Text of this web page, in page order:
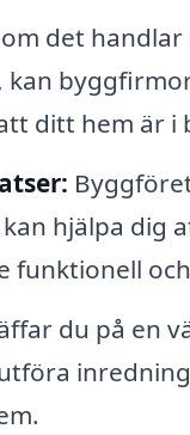
det
kan
ditt hem är i
hjälpa
funktionell
du på en